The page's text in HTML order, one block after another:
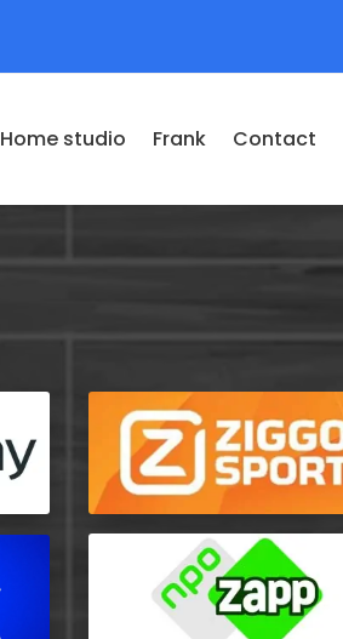
Home studio Frank Contact